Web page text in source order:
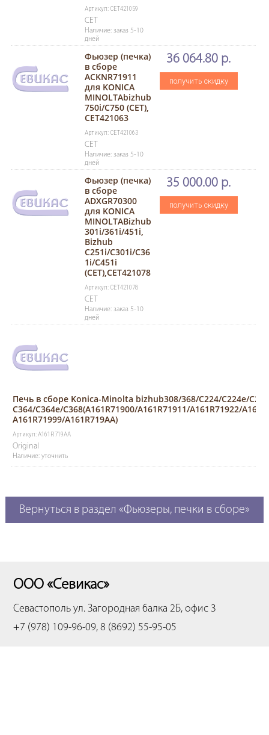
Артикул: CET421059
CET
Наличие: заказ 5-10
дней
Фьюзер (печка)
в сборе
ACKNR71911
для KONICA
MINOLTAbizhub
750i/C750 (CET),
CET421063
Артикул: CET421063
CET
Наличие: заказ 5-10
дней
36 064.80 р.
получить скидку
Фьюзер (печка)
в сборе
ADXGR70300
для KONICA
MINOLTABizhub
301i/361i/451i,
Bizhub
C251i/C301i/C36
1i/C451i
(CET),CET421078
Артикул: CET421078
CET
Наличие: заказ 5-10
дней
35 000.00 р.
получить скидку
Печь в сборе Konica-Minolta bizhub308/368/C224/C224e/
C364/C364e/C368(A161R71900/A161R71911/A161R71922/
A161R71999/A161R719AA)
Артикул: A161R719AA
Original
Наличие: уточнить
Вернуться в раздел «Фьюзеры, печки в сборе»
ООО «Севикас»
Севастополь ул. Загородная балка 2Б, офис 3
+7 (978) 109-96-09, 8 (8692) 55-95-05